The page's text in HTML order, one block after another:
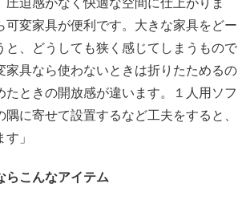
可変家具が便利です。大きな家具をどー
と、どうしても狭く感じてしまうもので
家具なら使わないときは折りたためるの
たときの開放感が違います。１人用ソフ
隅に寄せて設置するなど工夫をすると、
」
らこんなアイテム